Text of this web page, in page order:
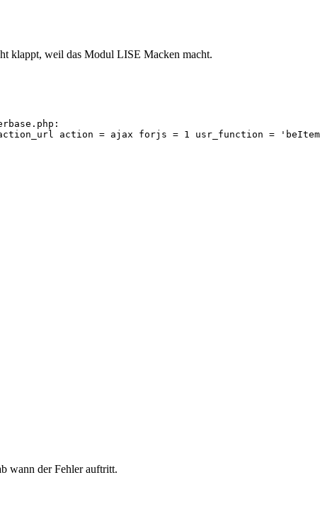
klappt, weil das Modul LISE Macken macht.
action = ajax forjs = 1 usr_function =
wann der Fehler auftritt.